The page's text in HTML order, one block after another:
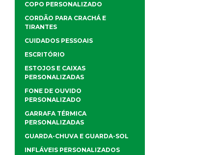
COPO PERSONALIZADO
CORDÃO PARA CRACHÁ E
TIRANTES
CUIDADOS PESSOAIS
ESCRITÓRIO
ESTOJOS E CAIXAS
PERSONALIZADAS
FONE DE OUVIDO
PERSONALIZADO
GARRAFA TÉRMICA
PERSONALIZADAS
GUARDA-CHUVA E GUARDA-SOL
INFLÁVEIS PERSONALIZADOS